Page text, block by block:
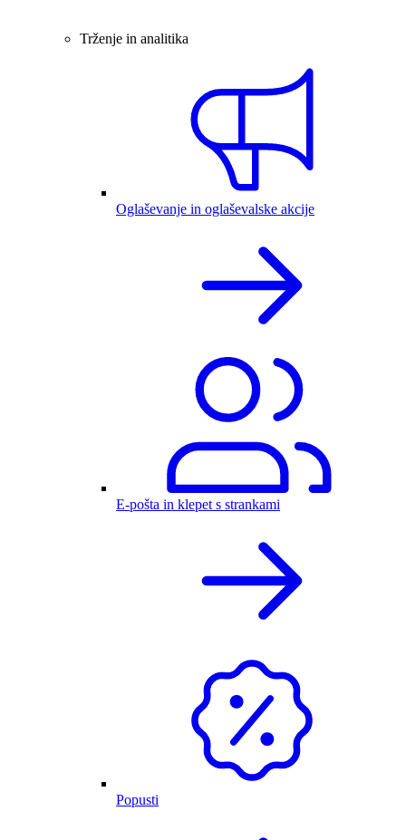
Trženje in analitika
Oglaševanje in oglaševalske akcije
E-pošta in klepet s strankami
Popusti